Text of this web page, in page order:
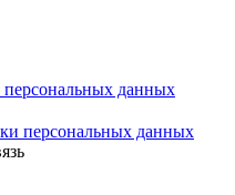
персональных данных
персональных данных